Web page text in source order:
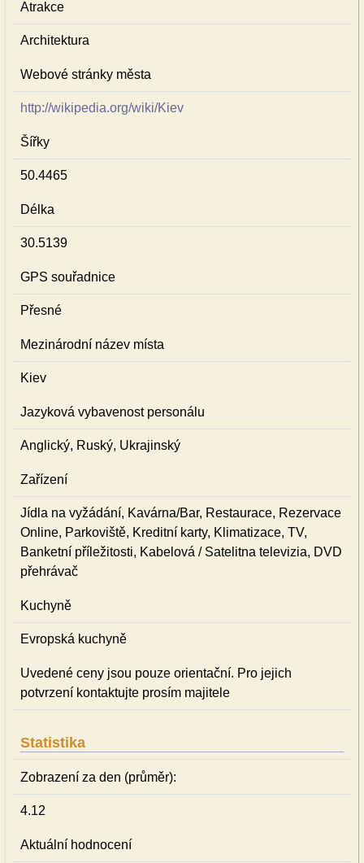
Atrakce
Architektura
Webové stránky města
http://wikipedia.org/wiki/Kiev
Šířky
50.4465
Délka
30.5139
GPS souřadnice
Přesné
Mezinárodní název místa
Kiev
Jazyková vybavenost personálu
Anglický, Ruský, Ukrajinský
Zařízení
Jídla na vyžádání, Kavárna/Bar, Restaurace, Rezervace
Online, Parkoviště, Kreditní karty, Klimatizace, TV,
Banketní příležitosti, Kabelová / Satelitna televizia, DVD
přehrávač
Kuchyně
Evropská kuchyně
Uvedené ceny jsou pouze orientační. Pro jejich
potvrzení kontaktujte prosím majitele
Statistika
Zobrazení za den (průměr):
4.12
Aktuální hodnocení